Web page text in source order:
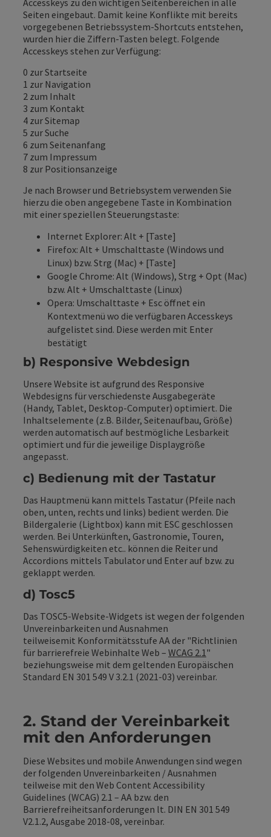
Accesskeys zu den wichtigen Seitenbereichen in alle
Seiten eingebaut. Damit keine Konflikte mit bereits
vorgegebenen Betriebssystem-Shortcuts entstehen,
wurden hier die Ziffern-Tasten belegt. Folgende
Accesskeys stehen zur Verfügung:
0 zur Startseite
1 zur Navigation
2 zum Inhalt
3 zum Kontakt
4 zur Sitemap
5 zur Suche
6 zum Seitenanfang
7 zum Impressum
8 zur Positionsanzeige
Je nach Browser und Betriebsystem verwenden Sie
hierzu die oben angegebene Taste in Kombination
mit einer speziellen Steuerungstaste:
Internet Explorer: Alt + [Taste]
Firefox: Alt + Umschalttaste (Windows und
Linux) bzw. Strg (Mac) + [Taste]
Google Chrome: Alt (Windows), Strg + Opt (Mac)
bzw. Alt + Umschalttaste (Linux)
Opera: Umschalttaste + Esc öffnet ein
Kontextmenü wo die verfügbaren Accesskeys
aufgelistet sind. Diese werden mit Enter
bestätigt
b) Responsive Webdesign
Unsere Website ist aufgrund des Responsive
Webdesigns für verschiedenste Ausgabegeräte
(Handy, Tablet, Desktop-Computer) optimiert. Die
Inhaltselemente (z.B. Bilder, Seitenaufbau, Größe)
werden automatisch auf bestmögliche Lesbarkeit
optimiert und für die jeweilige Displaygröße
angepasst.
c) Bedienung mit der Tastatur
Das Hauptmenü kann mittels Tastatur (Pfeile nach
oben, unten, rechts und links) bedient werden. Die
Bildergalerie (Lightbox) kann mit ESC geschlossen
werden. Bei Unterkünften, Gastronomie, Touren,
Sehenswürdigkeiten etc.. können die Reiter und
Accordions mittels Tabulator und Enter auf bzw. zu
geklappt werden.
d) Tosc5
Das TOSC5-Website-Widgets ist wegen der folgenden
Unvereinbarkeiten und Ausnahmen
teilweisemit Konformitätsstufe AA der "Richtlinien
für barrierefreie Webinhalte Web – WCAG 2.1"
beziehungsweise mit dem geltenden Europäischen
Standard EN 301 549 V 3.2.1 (2021-03) vereinbar.
2. Stand der Vereinbarkeit
mit den Anforderungen
Diese Websites und mobile Anwendungen sind wegen
der folgenden Unvereinbarkeiten / Ausnahmen
teilweise mit den Web Content Accessibility
Guidelines (WCAG) 2.1 – AA bzw. den
Barrierefreiheitsanforderungen lt. DIN EN 301 549
V2.1.2, Ausgabe 2018-08, vereinbar.